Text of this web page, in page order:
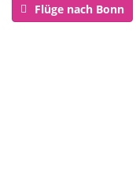
Flüge nach Bonn